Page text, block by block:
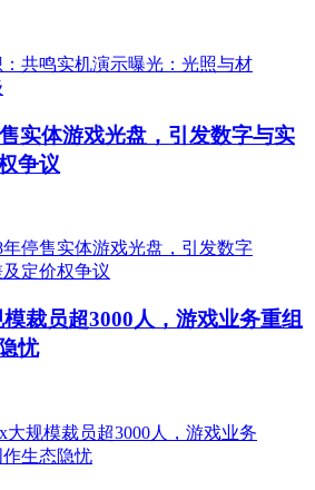
实体游戏光盘，引发数字与实
争议
裁员超3000人，游戏业务重组
忧